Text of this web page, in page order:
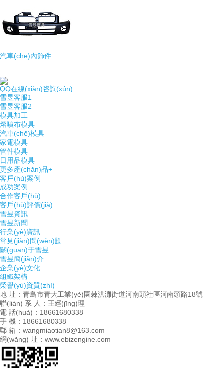
汽車(chē)內飾件
QQ在線(xiàn)咨詢(xún)
雪昱客服1
雪昱客服2
模具加工
熔噴布模具
汽車(chē)模具
家電模具
管件模具
日用品模具
更多產(chǎn)品+
客戶(hù)案例
成功案例
合作客戶(hù)
客戶(hù)評價(jià)
雪昱資訊
雪昱新聞
行業(yè)資訊
常見(jiàn)問(wèn)題
關(guān)于雪昱
雪昱簡(jiǎn)介
企業(yè)文化
組織架構
榮譽(yù)資質(zhì)
地 址：青島市青大工業(yè)園棘洪灘街道河南頭社區河南頭路18號
聯(lián) 系 人：王經(jīng)理
電 話(huà)：18661680338
手 機：18661680338
郵 箱：wangmiaotian8@163.com
網(wǎng) 址：www.ebizengine.com